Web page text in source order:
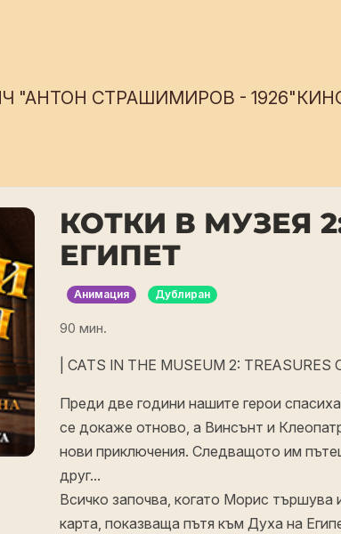
"АНТОН СТРАШИМИРОВ - 1926"
КОТКИ В МУЗЕЯ
ЕГИПЕТ
Анимация Дублиран
90 мин.
| CATS IN THE MUSEUM 2: TREASURES
Преди две години нашите герои
се докаже отново, а Винсънт и
нови приключения. Следващото им
друг…
Всичко започва, когато Морис тършува
карта, показваща пътя към Духа на